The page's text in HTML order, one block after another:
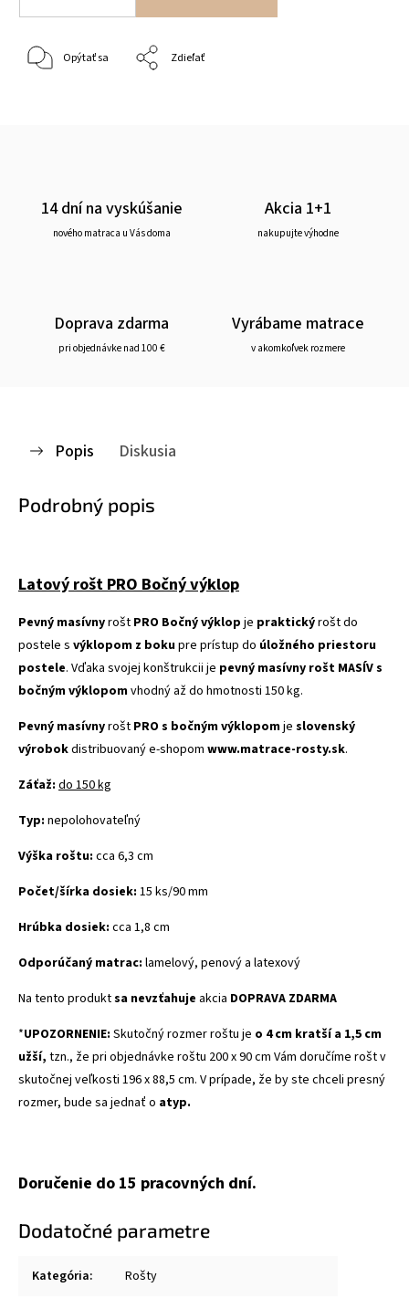
Opýtať sa Zdieľať
14 dní na vyskúšanie
nového matraca u Vás doma
Akcia 1+1
nakupujte výhodne
Doprava zdarma
pri objednávke nad 100 €
Vyrábame matrace
v akomkoľvek rozmere
Popis Diskusia
Podrobný popis
Latový rošt PRO Bočný výklop
Pevný masívnyrošt PRO Bočný výklop je praktickýrošt do
postele s výklopom z bokupre prístup do úložného priestoru
postele. Vďaka svojej konštrukcii je pevný masívny rošt MASÍV s
bočným výklopomvhodný až do hmotnosti 150 kg.
Pevný masívnyrošt PRO s bočným výklopomje slovenský
výrobokdistribuovaný e-shopom www.matrace-rosty.sk.
Záťaž: do 150 kg
Typ: nepolohovateľný
Výška roštu: cca 6,3 cm
Počet/šírka dosiek: 15 ks/90 mm
Hrúbka dosiek: cca 1,8 cm
Odporúčaný matrac: lamelový, penový a latexový
Na tento produktsa nevzťahuje akcia DOPRAVA ZDARMA
*UPOZORNENIE: Skutočný rozmer roštu je o 4 cm kratší a 1,5 cm
užší, tzn., že pri objednávke roštu 200 x 90 cm Vám doručíme rošt v
skutočnej veľkosti 196 x 88,5 cm. V prípade, že by ste chceli presný
rozmer, bude sa jednať o atyp.
Doručenie do 15 pracovných dní.
Dodatočné parametre
Kategória: Rošty